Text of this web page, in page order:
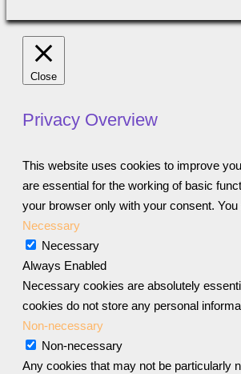
Close
Privacy Overview
This website uses cookies to improve
are essential for the working of basic
your browser only with your consent.
Necessary
Necessary
Always Enabled
Necessary cookies are absolutely
cookies do not store any personal
Non-necessary
Non-necessary
Any cookies that may not be particularly